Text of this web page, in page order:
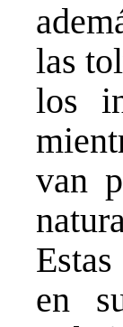
las
los
van
en